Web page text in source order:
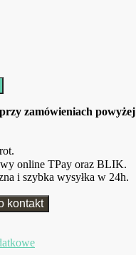
zamówieniach powyżej
online TPay oraz BLIK.
i szybka wysyłka w 24h.
kontakt